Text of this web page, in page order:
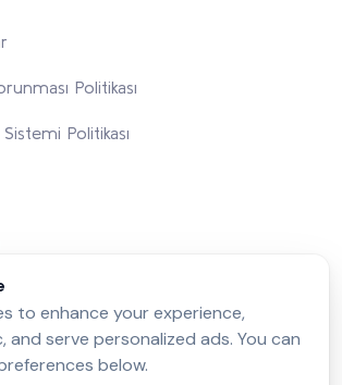
Politikası
Politikası
to enhance your experience,
and serve personalized ads. You can
below.